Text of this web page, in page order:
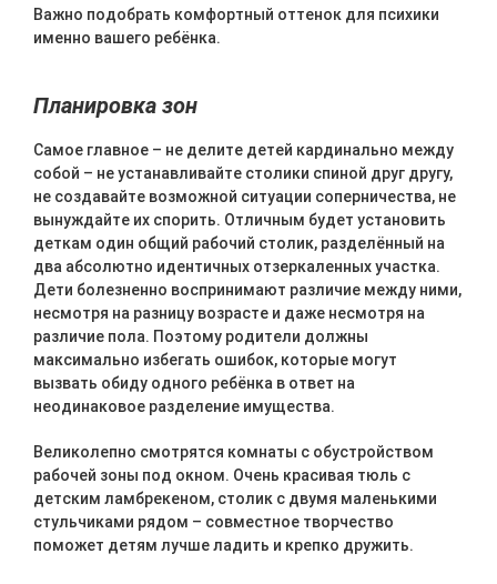
Важно подобрать комфортный оттенок для психики
именно вашего ребёнка.
Планировка зон
Самое главное – не делите детей кардинально между
собой – не устанавливайте столики спиной друг другу,
не создавайте возможной ситуации соперничества, не
вынуждайте их спорить. Отличным будет установить
деткам один общий рабочий столик, разделённый на
два абсолютно идентичных отзеркаленных участка.
Дети болезненно воспринимают различие между ними,
несмотря на разницу возрасте и даже несмотря на
различие пола. Поэтому родители должны
максимально избегать ошибок, которые могут
вызвать обиду одного ребёнка в ответ на
неодинаковое разделение имущества.
Великолепно смотрятся комнаты с обустройством
рабочей зоны под окном. Очень красивая тюль с
детским ламбрекеном, столик с двумя маленькими
стульчиками рядом – совместное творчество
поможет детям лучше ладить и крепко дружить.